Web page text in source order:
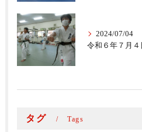
2024/07/04
令和６年７月
タグ Tags